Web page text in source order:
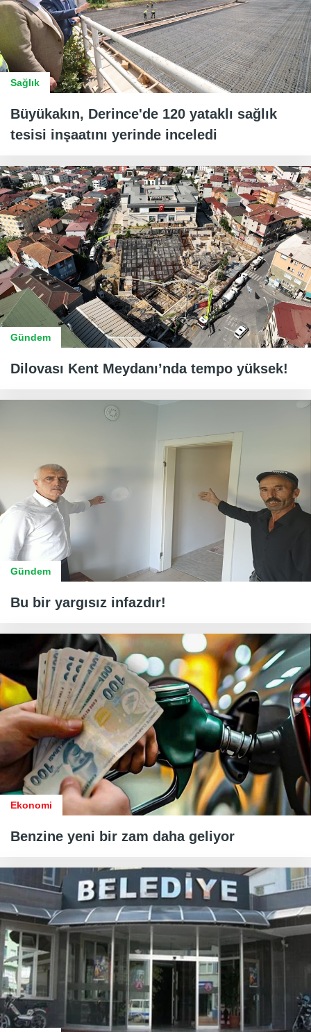
Sağlık
Büyükakın, Derince'de 120 yataklı sağlık
tesisi inşaatını yerinde inceledi
Gündem
Dilovası Kent Meydanı’nda tempo yüksek!
Gündem
Bu bir yargısız infazdır!
Ekonomi
Benzine yeni bir zam daha geliyor